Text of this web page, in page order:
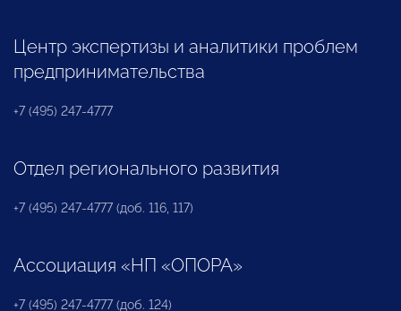
Центр экспертизы и аналитики проблем
предпринимательства
+7 (495) 247-4777
Отдел регионального развития
+7 (495) 247-4777 (доб. 116, 117)
Ассоциация «НП «ОПОРА»
+7 (495) 247-4777 (доб. 124)